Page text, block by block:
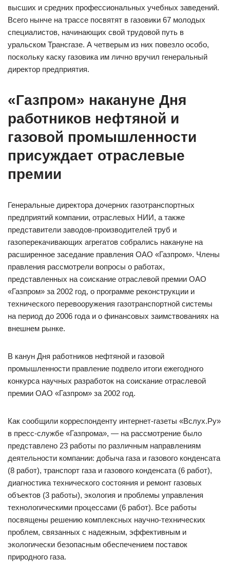
высших и средних профессиональных учебных заведений.
Всего нынче на трассе посвятят в газовики 67 молодых
специалистов, начинающих свой трудовой путь в
уральском Трансгазе. А четверым из них повезло особо,
поскольку каску газовика им лично вручил генеральный
директор предприятия.
«Газпром» накануне Дня
работников нефтяной и
газовой промышленности
присуждает отраслевые
премии
Генеральные директора дочерних газотранспортных
предприятий компании, отраслевых НИИ, а также
представители заводов-производителей труб и
газоперекачивающих агрегатов собрались накануне на
расширенное заседание правления ОАО «Газпром». Члены
правления рассмотрели вопросы о работах,
представленных на соискание отраслевой премии ОАО
«Газпром» за 2002 год, о программе реконструкции и
технического перевооружения газотранспортной системы
на период до 2006 года и о финансовых заимствованиях на
внешнем рынке.
В канун Дня работников нефтяной и газовой
промышленности правление подвело итоги ежегодного
конкурса научных разработок на соискание отраслевой
премии ОАО «Газпром» за 2002 год.
Как сообщили корреспонденту интернет-газеты «Вслух.Ру»
в пресс-службе «Газпрома», — на рассмотрение было
представлено 23 работы по различным направлениям
деятельности компании: добыча газа и газового конденсата
(8 работ), транспорт газа и газового конденсата (6 работ),
диагностика технического состояния и ремонт газовых
объектов (3 работы), экология и проблемы управления
технологическими процессами (6 работ). Все работы
посвящены решению комплексных научно-технических
проблем, связанных с надежным, эффективным и
экологически безопасным обеспечением поставок
природного газа.